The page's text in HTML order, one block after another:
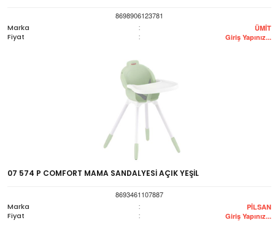
8698906123781
Marka
: ÜMİT
Fiyat : Giriş Yapınız...
07 574 P COMFORT MAMA SANDALYESİ AÇIK YEŞİL
8693461107887
Marka
: PİLSAN
Fiyat : Giriş Yapınız...